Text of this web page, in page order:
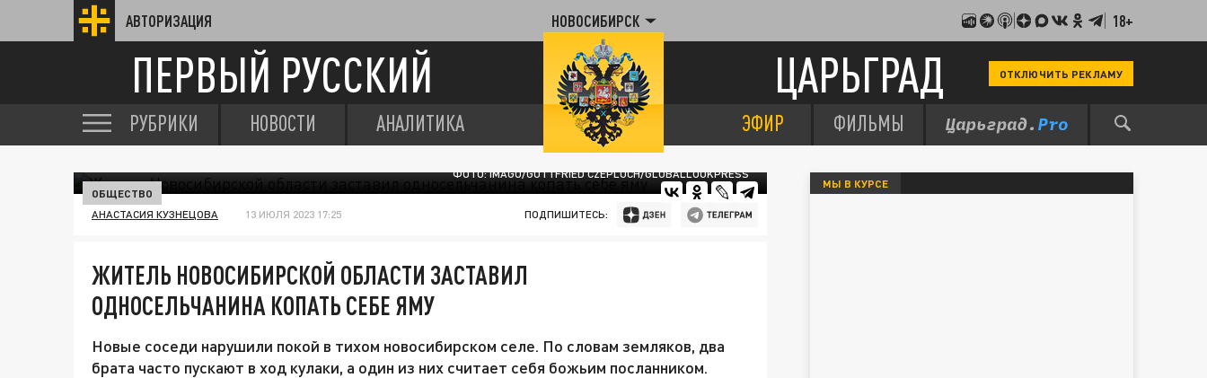
АВТОРИЗАЦИЯ НОВОСИБИРСК 18+
ПЕРВЫЙ РУССКИЙ ЦАРЬГРАД ОТКЛЮЧИТЬ РЕКЛАМУ
РУБРИКИ НОВОСТИ АНАЛИТИКА ЭФИР ФИЛЬМЫ
ФОТО: IMAGO/GOTTFRIED CZEPLUCH/GLOBALLOOKPRESS
ОБЩЕСТВО
АНАСТАСИЯ КУЗНЕЦОВА 13 ИЮЛЯ 2023 17:25 ПОДПИШИТЕСЬ:
ЖИТЕЛЬ НОВОСИБИРСКОЙ ОБЛАСТИ ЗАСТАВИЛ
ОДНОСЕЛЬЧАНИНА КОПАТЬ СЕБЕ ЯМУ
Новые соседи нарушили покой в тихом новосибирском селе. По словам земляков, два
брата часто пускают в ход кулаки, а один из них считает себя божьим посланником.
МЫ В КУРСЕ